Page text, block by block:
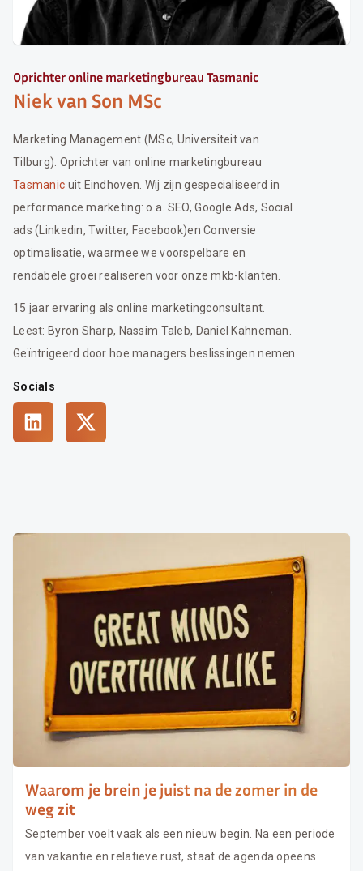
Oprichter online marketingbureau Tasmanic
Niek van Son MSc
Marketing Management (MSc, Universiteit van
Tilburg). Oprichter van online marketingbureau
Tasmanic uit Eindhoven. Wij zijn gespecialiseerd in
performance marketing: o.a. SEO, Google Ads, Social
ads (Linkedin, Twitter, Facebook)en Conversie
optimalisatie, waarmee we voorspelbare en
rendabele groei realiseren voor onze mkb-klanten.
15 jaar ervaring als online marketingconsultant.
Leest: Byron Sharp, Nassim Taleb, Daniel Kahneman.
Geïntrigeerd door hoe managers beslissingen nemen.
Socials
Waarom je brein je juist na de zomer in de
weg zit
September voelt vaak als een nieuw begin. Na een periode
van vakantie en relatieve rust, staat de agenda opeens